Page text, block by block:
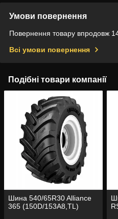
Умови повернення
Повернення товару впродовж
Всі умови повернення
Подібні товари компанії
Шина 540/65R30 Alliance
365 (150D/153A8,TL)